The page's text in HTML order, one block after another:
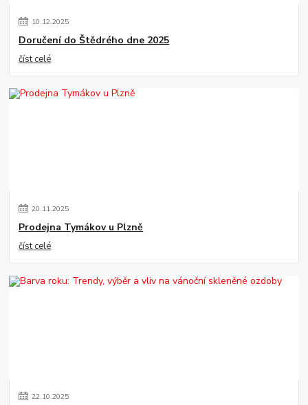
10.12.2025
Doručení do Štědrého dne 2025
číst celé
20.11.2025
Prodejna Tymákov u Plzně
číst celé
22.10.2025